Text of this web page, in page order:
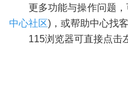
更多功能与操作问题
中心社区)，或帮助中心找客
115浏览器可直接点击